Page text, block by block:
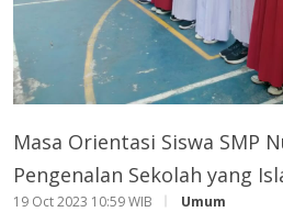
Masa Orientasi Siswa SMP
Pengenalan Sekolah yang
19 Oct 2023 10:59 WIB Umum